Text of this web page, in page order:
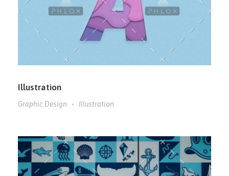
Illustration
Graphic Design Illustration